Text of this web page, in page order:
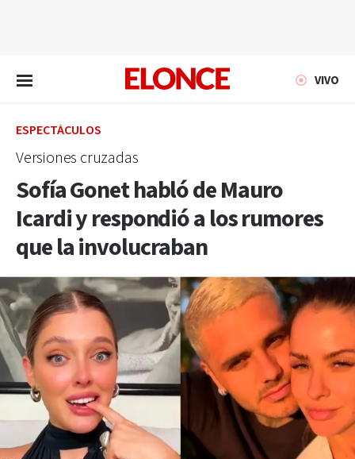
VIVO
ESPECTÁCULOS
Versiones cruzadas
Sofía Gonet habló de Mauro
Icardi y respondió a los rumores
que la involucraban